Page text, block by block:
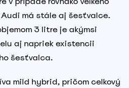
Audi má stále aj šesťvalce.
3 litre je akýmsi
aj napriek existencii
šesťvalca.
mild hybrid, pričom celkový